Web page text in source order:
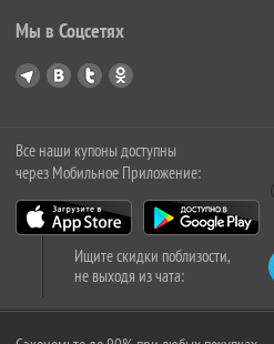
Мы в Соцсетях
Все наши купоны доступны
через Мобильное Приложение:
Ищите скидки поблизости,
не выходя из чата: